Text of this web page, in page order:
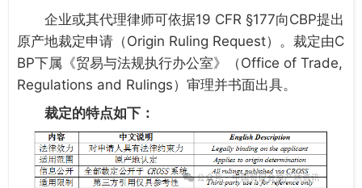
企业或其代理律师可依据19 CFR §177向CBP提出
原产地裁定申请（Origin Ruling Request）。裁定由C
BP下属《贸易与法规执行办公室》（Office of Trade,
Regulations and Rulings）审理并书面出具。
裁定的特点如下：